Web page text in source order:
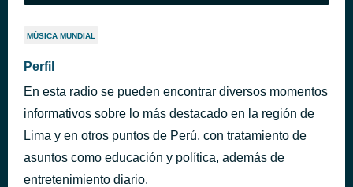
MÚSICA MUNDIAL
Perfil
En esta radio se pueden encontrar diversos momentos
informativos sobre lo más destacado en la región de
Lima y en otros puntos de Perú, con tratamiento de
asuntos como educación y política, además de
entretenimiento diario.